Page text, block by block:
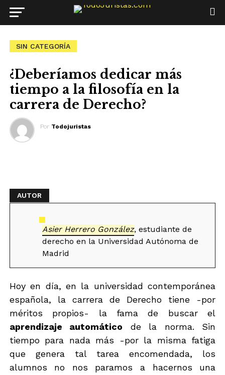
SIN CATEGORÍA
¿Deberíamos dedicar más
tiempo a la filosofía en la
carrera de Derecho?
Por Todojuristas
Asier Herrero González, estudiante de
derecho en la Universidad Autónoma de
Madrid
Hoy en día, en la universidad contemporánea
española, la carrera de Derecho tiene -por
méritos propios- la fama de buscar el
aprendizaje automático de la norma. Sin
tiempo para nada más -por la misma fatiga
que genera tal tarea encomendada, los
alumnos no nos paramos a hacernos una